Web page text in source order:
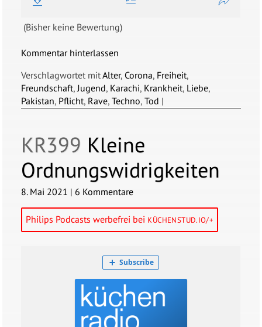
(Bisher keine Bewertung)
Kommentar hinterlassen
Verschlagwortet mitAlter,Corona, Freiheit,
Freundschaft,Jugend, Karachi, Krankheit, Liebe,
Pakistan, Pflicht, Rave,Techno,Tod |
KR399 Kleine
Ordnungswidrigkeiten
8. Mai 2021 | 6 Kommentare
Philips Podcasts werbefrei bei KÜCHENSTUD.IO/+